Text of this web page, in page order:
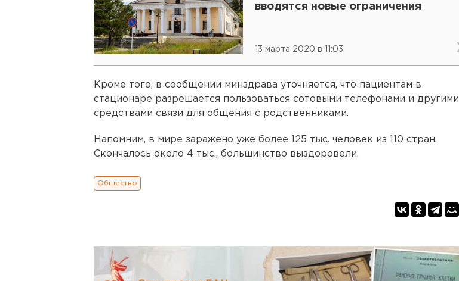
вводятся новые ограничения
13 марта 2020 в 11:03
Кроме того, в сообщении минздрава уточняется, что пациентам в
стационаре разрешается пользоваться сотовыми телефонами и другими
средствами связи для общения с родственниками.
Напомним, в мире заражено уже более 125 тыс. человек из 110 стран.
Скончалось около 4 тыс., большинство выздоровели.
Общество